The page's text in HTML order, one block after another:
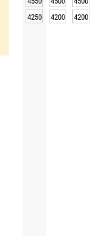
4250
4200 4200